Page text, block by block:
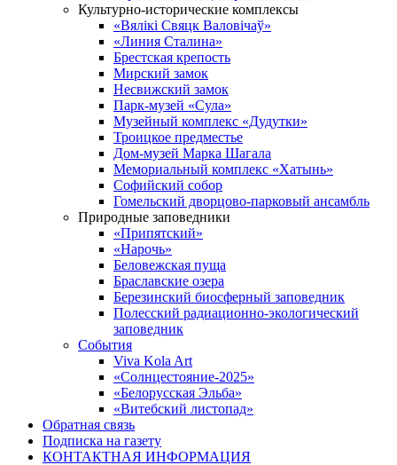
Культурно-исторические комплексы
«Вялікі Свяцк Валовічаў»
«Линия Сталина»
Брестская крепость
Мирский замок
Несвижский замок
Парк-музей «Сула»
Музейный комплекс «Дудутки»
Троицкое предместье
Дом-музей Марка Шагала
Мемориальный комплекс «Хатынь»
Софийский собор
Гомельский дворцово-парковый ансамбль
Природные заповедники
«Припятский»
«Нарочь»
Беловежская пуща
Браславские озера
Березинский биосферный заповедник
Полесский радиационно-экологический
заповедник
События
Viva Kola Art
«Солнцестояние-2025»
«Белорусская Эльба»
«Витебский листопад»
Обратная связь
Подписка на газету
КОНТАКТНАЯ ИНФОРМАЦИЯ